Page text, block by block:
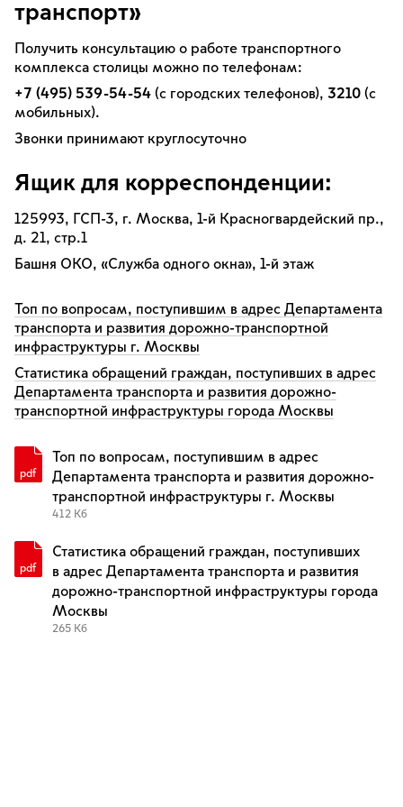
транспорт»
Получить консультацию о работе транспортного
комплекса столицы можно по телефонам:
+7 (495) 539-54-54 (с городских телефонов), 3210 (с
мобильных).
Звонки принимают круглосуточно
Ящик для корреспонденции:
125993, ГСП-3, г. Москва, 1-й Красногвардейский пр.,
д. 21, стр.1
Башня ОКО, «Служба одного окна», 1-й этаж
Топ по вопросам, поступившим в адрес Департамента
транспорта и развития дорожно-транспортной
инфраструктуры г. Москвы
Статистика обращений граждан, поступивших в адрес
Департамента транспорта и развития дорожно-
транспортной инфраструктуры города Москвы
Топ по вопросам, поступившим в адрес
Департамента транспорта и развития дорожно-
транспортной инфраструктуры г. Москвы
412 Кб
Статистика обращений граждан, поступивших
в адрес Департамента транспорта и развития
дорожно-транспортной инфраструктуры города
Москвы
265 Кб